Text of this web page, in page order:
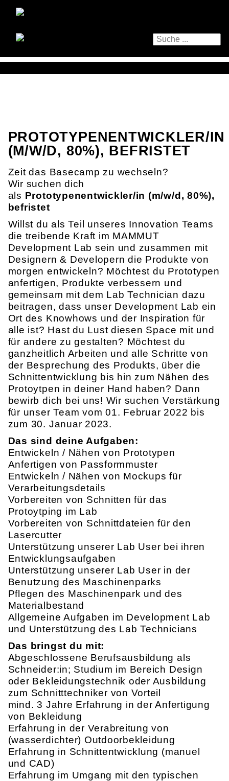
PROTOTYPENENTWICKLER/IN
(M/W/D, 80%), BEFRISTET
Zeit das Basecamp zu wechseln?
Wir suchen dich
als Prototypenentwickler/in (m/w/d, 80%),
befristet
Willst du als Teil unseres Innovation Teams
die treibende Kraft im MAMMUT
Development Lab sein und zusammen mit
Designern & Developern die Produkte von
morgen entwickeln? Möchtest du Prototypen
anfertigen, Produkte verbessern und
gemeinsam mit dem Lab Technician dazu
beitragen, dass unser Development Lab ein
Ort des Knowhows und der Inspiration für
alle ist? Hast du Lust diesen Space mit und
für andere zu gestalten? Möchtest du
ganzheitlich Arbeiten und alle Schritte von
der Besprechung des Produkts, über die
Schnittentwicklung bis hin zum Nähen des
Protoytpen in deiner Hand haben? Dann
bewirb dich bei uns! Wir suchen Verstärkung
für unser Team vom 01. Februar 2022 bis
zum 30. Januar 2023.
Das sind deine Aufgaben:
Entwickeln / Nähen von Prototypen
Anfertigen von Passformmuster
Entwickeln / Nähen von Mockups für
Verarbeitungsdetails
Vorbereiten von Schnitten für das
Protoytping im Lab
Vorbereiten von Schnittdateien für den
Lasercutter
Unterstützung unserer Lab User bei ihren
Entwicklungsaufgaben
Unterstützung unserer Lab User in der
Benutzung des Maschinenparks
Pflegen des Maschinenpark und des
Materialbestand
Allgemeine Aufgaben im Development Lab
und Unterstützung des Lab Technicians
Das bringst du mit:
Abgeschlossene Berufsausbildung als
Schneider:in; Studium im Bereich Design
oder Bekleidungstechnik oder Ausbildung
zum Schnitttechniker von Vorteil
mind. 3 Jahre Erfahrung in der Anfertigung
von Bekleidung
Erfahrung in der Verabreitung von
(wasserdichter) Outdoorbekleidung
Erfahrung in Schnittentwicklung (manuel
und CAD)
Erfahrung im Umgang mit den typischen